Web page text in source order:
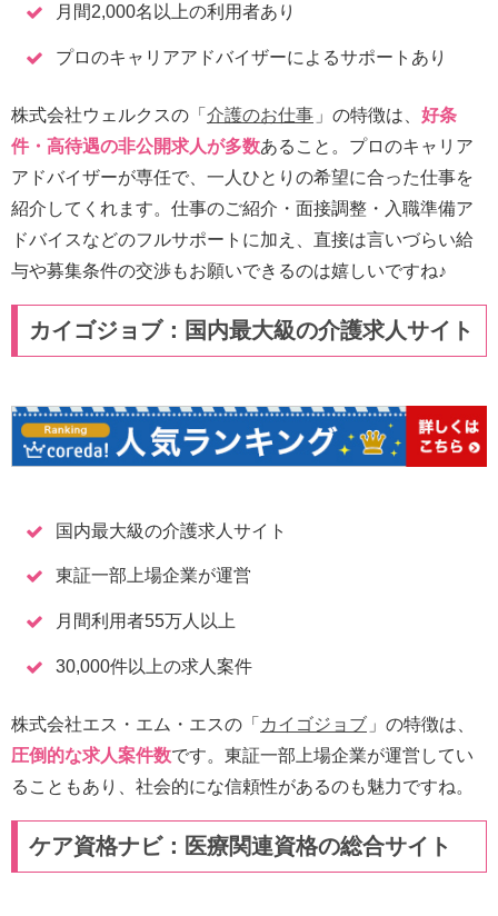
月間2,000名以上の利用者あり
プロのキャリアアドバイザーによるサポートあり
株式会社ウェルクスの「 介護のお仕事 」の特徴は、 好条
件・高待遇の非公開求人が多数あること。プロのキャリア
アドバイザーが専任で、一人ひとりの希望に合った仕事を
紹介してくれます。仕事のご紹介・面接調整・入職準備ア
ドバイスなどのフルサポートに加え、直接は言いづらい給
与や募集条件の交渉もお願いできるのは嬉しいですね♪
カイゴジョブ：国内最大級の介護求人サイト
国内最大級の介護求人サイト
東証一部上場企業が運営
月間利用者55万人以上
30,000件以上の求人案件
株式会社エス・エム・エスの「 カイゴジョブ 」の特徴は、
圧倒的な求人案件数です。東証一部上場企業が運営してい
ることもあり、社会的にな信頼性があるのも魅力ですね。
ケア資格ナビ：医療関連資格の総合サイト